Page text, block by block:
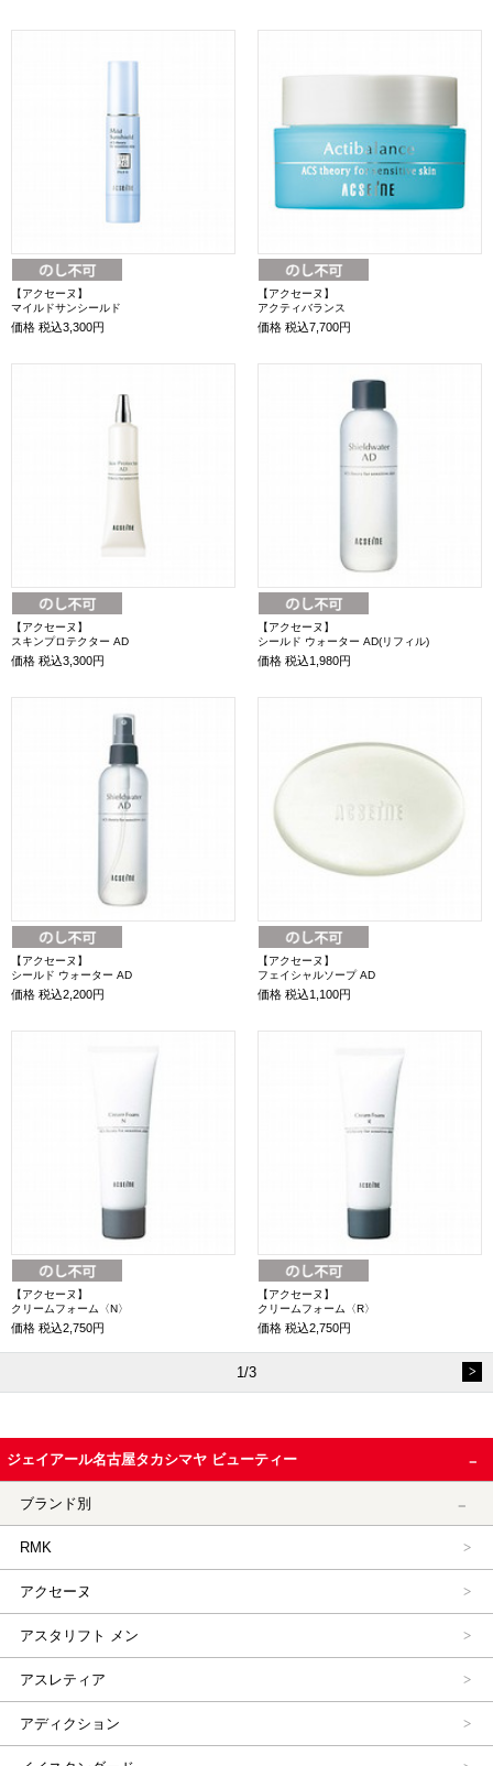
【アクセーヌ】
マイルドサンシールド
価格 税込3,300円
【アクセーヌ】
アクティバランス
価格 税込7,700円
【アクセーヌ】
スキンプロテクター AD
価格 税込3,300円
【アクセーヌ】
シールド ウォーター AD(リフィル)
価格 税込1,980円
【アクセーヌ】
シールド ウォーター AD
価格 税込2,200円
【アクセーヌ】
フェイシャルソープ AD
価格 税込1,100円
【アクセーヌ】
クリームフォーム〈N〉
価格 税込2,750円
【アクセーヌ】
クリームフォーム〈R〉
価格 税込2,750円
1/3
ジェイアール名古屋タカシマヤ ビューティー
ブランド別
RMK
アクセーヌ
アスタリフト メン
アスレティア
アディクション